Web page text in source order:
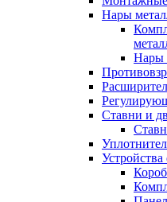
Нары
Нары
Ставни и